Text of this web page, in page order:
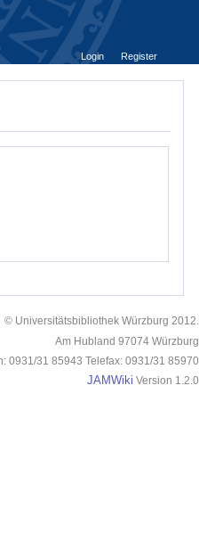
Login
Register
© Universitätsbibliothek Würzburg 2012.
Am Hubland 97074 Würzburg
0931/31 85943 Telefax: 0931/31 85970
JAMWiki Version 1.2.0